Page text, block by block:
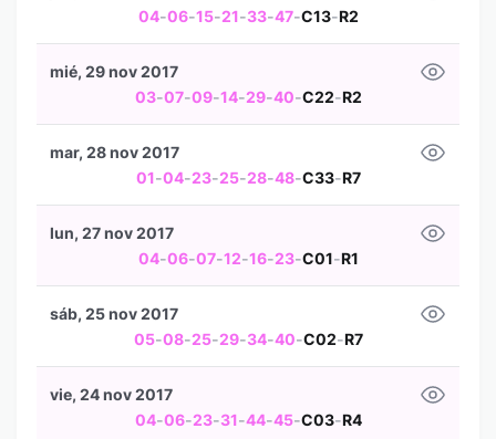
04-06-15-21-33-47-C13-R2
03-07-09-14-29-40-C22-R2
mié, 29 nov 2017
01-04-23-25-28-48-C33-R7
mar, 28 nov 2017
04-06-07-12-16-23-C01-R1
lun, 27 nov 2017
05-08-25-29-34-40-C02-R7
sáb, 25 nov 2017
04-06-23-31-44-45-C03-R4
vie, 24 nov 2017